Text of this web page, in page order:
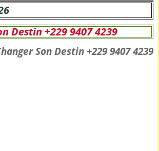
Destin +229 9407 4239